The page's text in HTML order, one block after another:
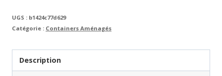
bureau
stockage
premium
UGS : b1424c77d629
Catégorie : Containers Aménagés
Description